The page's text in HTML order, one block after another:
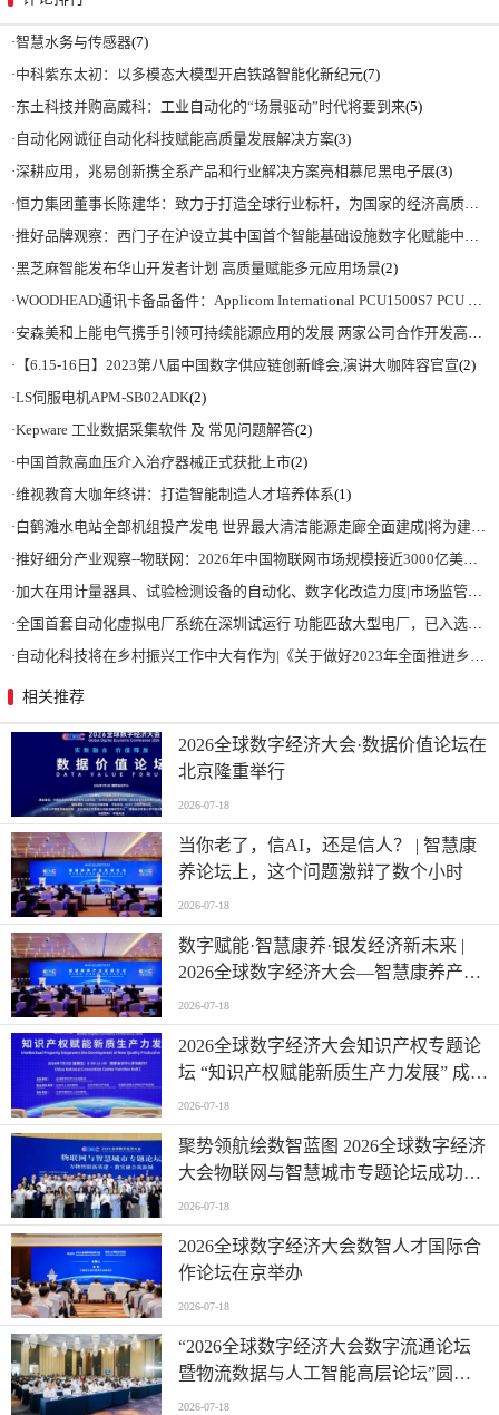
·智慧水务与传感器(7)
·中科紫东太初：以多模态大模型开启铁路智能化新纪元(7)
·东土科技并购高威科：工业自动化的“场景驱动”时代将要到来(5)
· 自动化网诚征自动化科技赋能高质量发展解决方案(3)
·深耕应用，兆易创新携全系产品和行业解决方案亮相慕尼黑电子展(3)
·恒力集团董事长陈建华：致力于打造全球行业标杆，为国家的经济高质量发展贡献更大力量|上海电气集团党委书记、董事长吴磊来访
·推好品牌观察：西门子在沪设立其中国首个智能基础设施数字化赋能中心
·黑芝麻智能发布华山开发者计划 高质量赋能多元应用场景(2)
·WOODHEAD通讯卡备品备件：Applicom International PCU1500S7 PCU 1500 S7 V4.5.0
·安森美和上能电气携手引领可持续能源应用的发展 两家公司合作开发高性能储能和太阳能组串式逆变器方案 以实现可持续的未来
· 【6.15-16日】2023第八届中国数字供应链创新峰会,演讲大咖阵容官宣(2)
·LS伺服电机APM-SB02ADK(2)
·Kepware 工业数据采集软件 及 常见问题解答(2)
·中国首款高血压介入治疗器械正式获批上市(2)
·维视教育大咖年终讲：打造智能制造人才培养体系(1)
·白鹤滩水电站全部机组投产发电 世界最大清洁能源走廊全面建成|将为建设新型能源体系、保障国家能源安全、实现“双碳”目标提供有力支撑
·推好细分产业观察--物联网：2026年中国物联网市场规模接近3000亿美元 智慧工厂、智慧城市、智慧电网等将占60%以上
·加大在用计量器具、试验检测设备的自动化、数字化改造力度|市场监管总局 工业和信息化部 关于促进企业计量能力提升的指导意见
·全国首套自动化虚拟电厂系统在深圳试运行 功能匹敌大型电厂，已入选国际典型案例
· 自动化科技将在乡村振兴工作中大有作为|《关于做好2023年全面推进乡村振兴重点工作的意见》发布
相关推荐
2026全球数字经济大会·数据价值论坛在
北京隆重举行
2026-07-18
当你老了，信AI，还是信人？ | 智慧康
养论坛上，这个问题激辩了数个小时
2026-07-18
数字赋能·智慧康养·银发经济新未来 |
2026全球数字经济大会—智慧康养产业
发展论坛在京举办
2026-07-18
2026全球数字经济大会知识产权专题论
坛 “知识产权赋能新质生产力发展” 成功
举办
2026-07-18
聚势领航绘数智蓝图 2026全球数字经济
大会物联网与智慧城市专题论坛成功举
办
2026-07-18
2026全球数字经济大会数智人才国际合
作论坛在京举办
2026-07-18
“2026全球数字经济大会数字流通论坛
暨物流数据与人工智能高层论坛”圆满
成功举办
2026-07-18